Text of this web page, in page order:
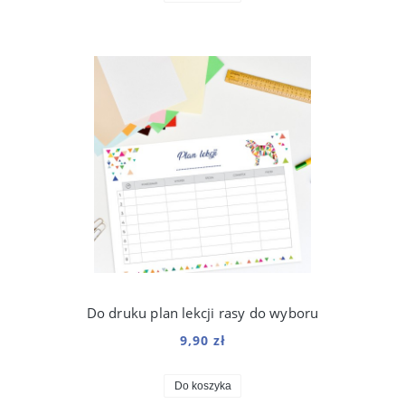
Do druku plan lekcji rasy do wyboru
9,90 zł
Do koszyka